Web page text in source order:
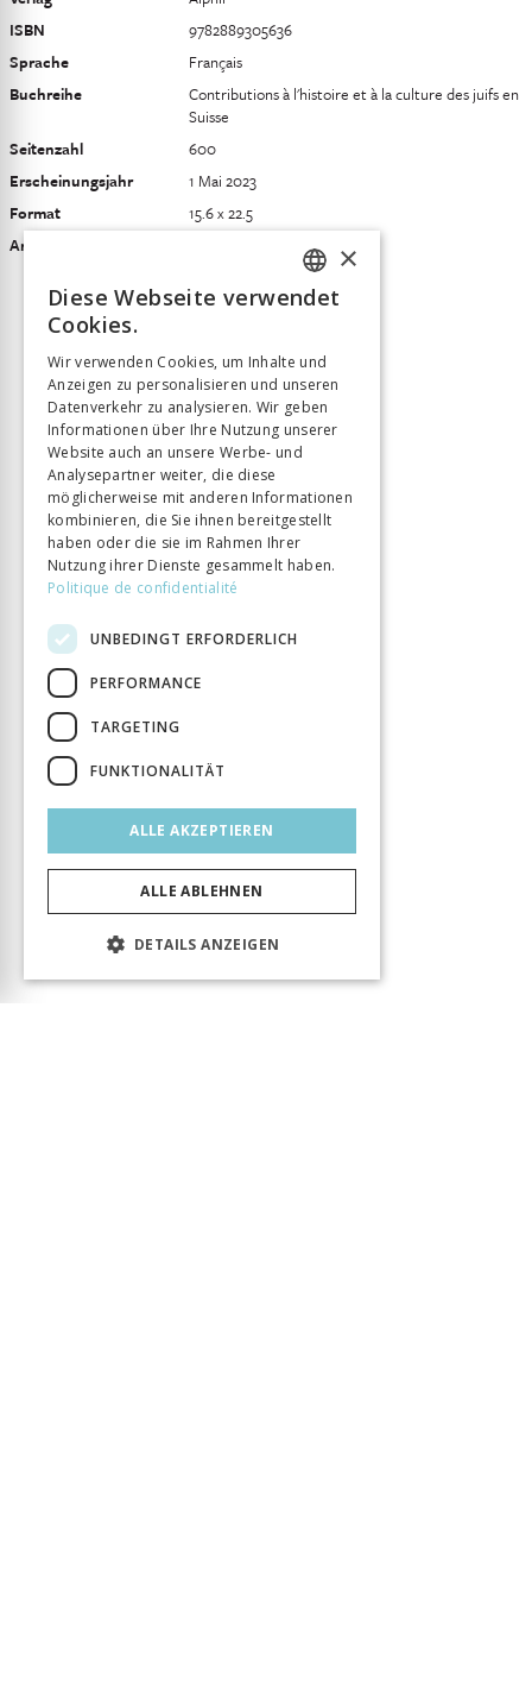
ISBN
9782889305636
Sprache
Français
Buchreihe
Contributions à l'histoire et à la culture des juifs en
Suisse
Seitenzahl
600
Erscheinungsjahr
1 Mai 2023
Format
15.6 x 22.5
Art des Buches
FRENCH
ITALIAN
×
Diese Webseite verwendet
Cookies.
Wir verwenden Cookies, um Inhalte und
Anzeigen zu personalisieren und unseren
Datenverkehr zu analysieren. Wir geben
Informationen über Ihre Nutzung unserer
Website auch an unsere Werbe- und
Analysepartner weiter, die diese
möglicherweise mit anderen Informationen
kombinieren, die Sie ihnen bereitgestellt
haben oder die sie im Rahmen Ihrer
Nutzung ihrer Dienste gesammelt haben.
Politique de confidentialité
UNBEDINGT ERFORDERLICH
PERFORMANCE
TARGETING
FUNKTIONALITÄT
ALLE AKZEPTIEREN
ALLE ABLEHNEN
DETAILS ANZEIGEN